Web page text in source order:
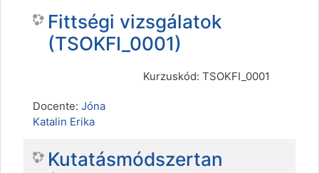
Fittségi vizsgálatok
(TSOKFI_0001)
Kurzuskód: TSOKFI_0001
Docente: Jóna
Katalin Erika
Kutatásmódszertan